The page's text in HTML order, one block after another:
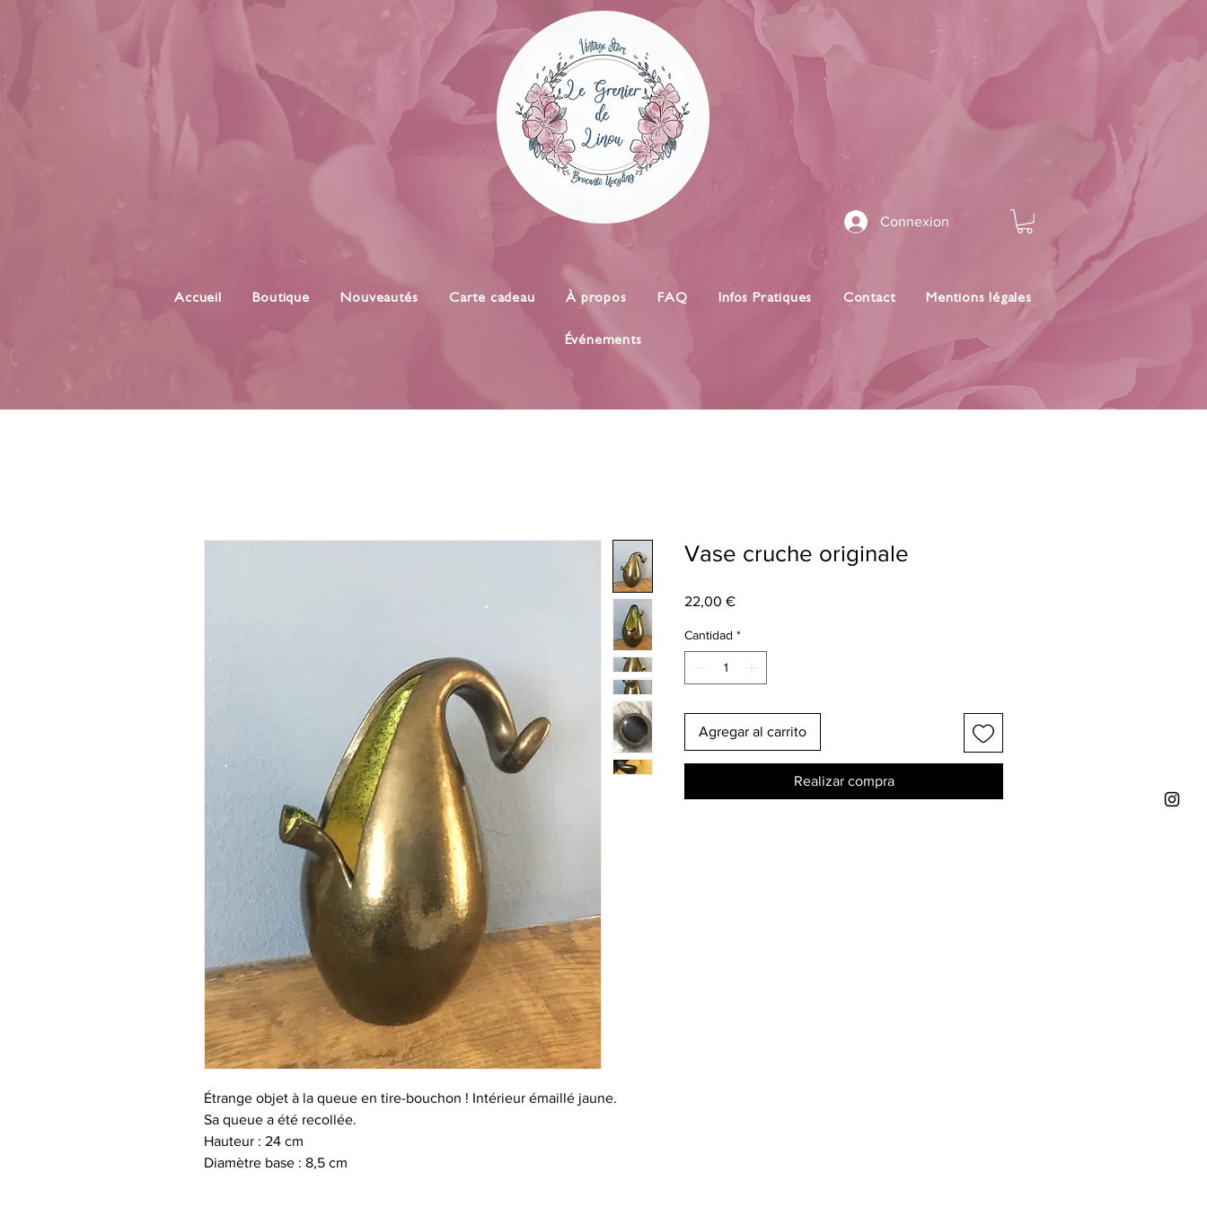
Connexion
Accueil Boutique Nouveautés Carte cadeau À propos FAQ Infos Pratiques Contact Mentions légales
Événements
Étrange objet à la queue en tire-bouchon ! Intérieur émaillé jaune.
Sa queue a été recollée.
Hauteur : 24 cm
Diamètre base : 8,5 cm
Vase cruche originale
22,00 €Precio
Cantidad *
Agregar al carrito
Realizar compra